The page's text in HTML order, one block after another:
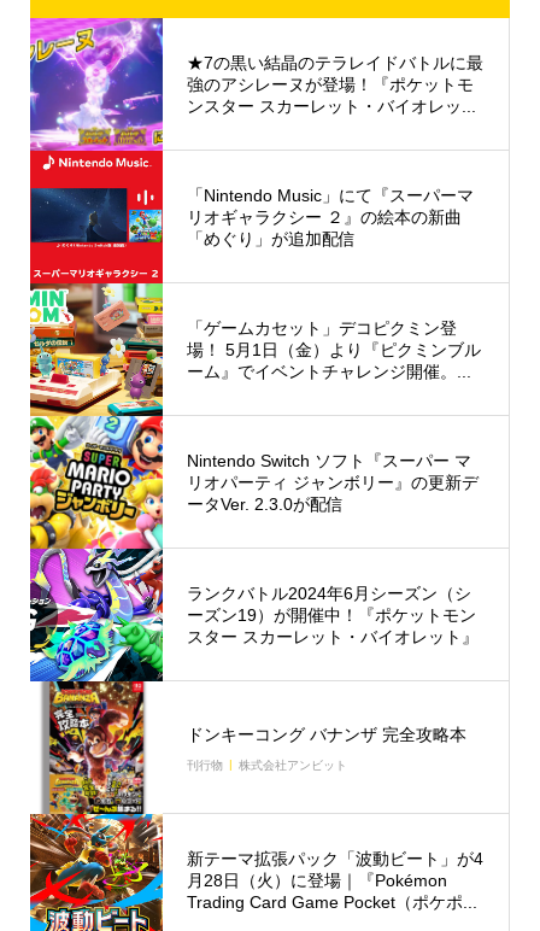
★7の黒い結晶のテラレイドバトルに最
強のアシレーヌが登場！『ポケットモ
ンスター スカーレット・バイオレッ...
「Nintendo Music」にて『スーパーマ
リオギャラクシー ２』の絵本の新曲
「めぐり」が追加配信
「ゲームカセット」デコピクミン登
場！ 5月1日（金）より『ピクミンブル
ーム』でイベントチャレンジ開催。...
Nintendo Switch ソフト『スーパー マ
リオパーティ ジャンボリー』の更新デ
ータVer. 2.3.0が配信
ランクバトル2024年6月シーズン（シ
ーズン19）が開催中！『ポケットモン
スター スカーレット・バイオレット』
ドンキーコング バナンザ 完全攻略本
刊行物 株式会社アンビット
新テーマ拡張パック「波動ビート」が4
月28日（火）に登場｜『Pokémon
Trading Card Game Pocket（ポケポ...